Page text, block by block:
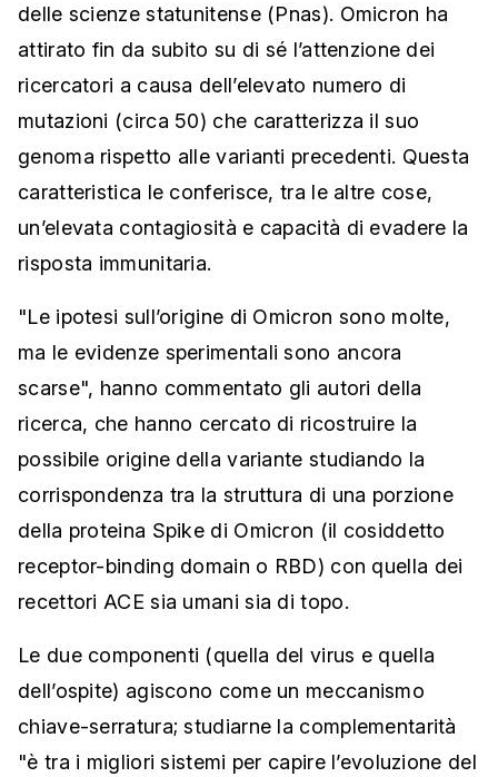
delle scienze statunitense (Pnas). Omicron ha
attirato fin da subito su di sé l’attenzione dei
ricercatori a causa dell’elevato numero di
mutazioni (circa 50) che caratterizza il suo
genoma rispetto alle varianti precedenti. Questa
caratteristica le conferisce, tra le altre cose,
un’elevata contagiosità e capacità di evadere la
risposta immunitaria.
"Le ipotesi sull’origine di Omicron sono molte,
ma le evidenze sperimentali sono ancora
scarse", hanno commentato gli autori della
ricerca, che hanno cercato di ricostruire la
possibile origine della variante studiando la
corrispondenza tra la struttura di una porzione
della proteina Spike di Omicron (il cosiddetto
receptor-binding domain o RBD) con quella dei
recettori ACE sia umani sia di topo.
Le due componenti (quella del virus e quella
dell’ospite) agiscono come un meccanismo
chiave-serratura; studiarne la complementarità
"è tra i migliori sistemi per capire l’evoluzione del